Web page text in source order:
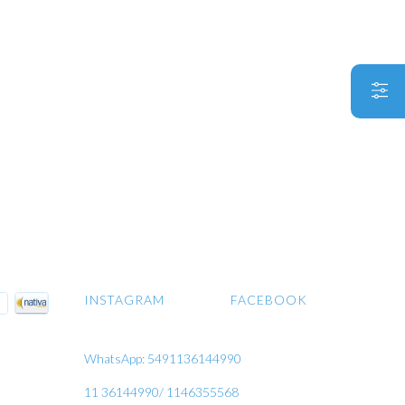
INSTAGRAM FACEBOOK
WhatsApp: 5491136144990
11 36144990/ 1146355568